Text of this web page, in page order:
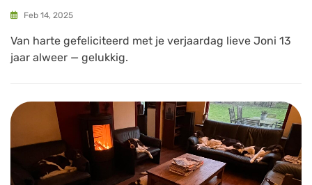
Feb 14, 2025
Van harte gefeliciteerd met je verjaardag lieve Joni 13
jaar alweer — gelukkig.